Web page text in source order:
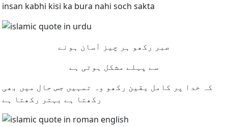
insan kabhi kisi ka bura nahi soch sakta
صبر رکھو ہر چیز آسان ہونے
سے پہلے مشکل ہوتی ہے
کہ خدا پر کامل یقین رکھو وہ تمہیں جس حال میں بھی
رکھتا ہے بہتر رکھتا ہے